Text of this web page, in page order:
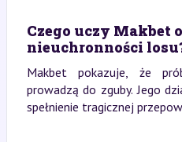
Czego uczy Makbet
nieuchronności
Makbet pokazuje, że
prowadzą do zguby. Jego
spełnienie tragicznej